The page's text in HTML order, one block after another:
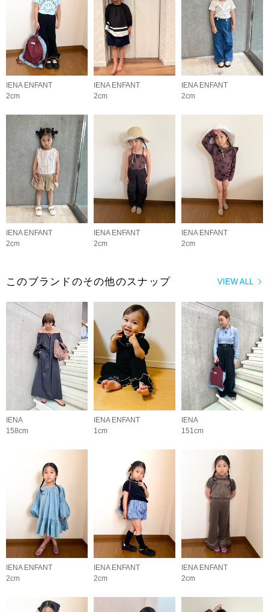
IENA ENFANT
2cm
IENA ENFANT
2cm
IENA ENFANT
2cm
IENA ENFANT
2cm
IENA ENFANT
2cm
IENA ENFANT
2cm
VIEW ALL
このブランドのその他のスナップ
IENA
158cm
IENA ENFANT
1cm
IENA
151cm
IENA ENFANT
2cm
IENA ENFANT
2cm
IENA ENFANT
2cm